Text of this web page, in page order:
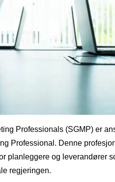
Professionals (SGMP) er
Professional. Denne
planleggere og leverandører
regjeringen.